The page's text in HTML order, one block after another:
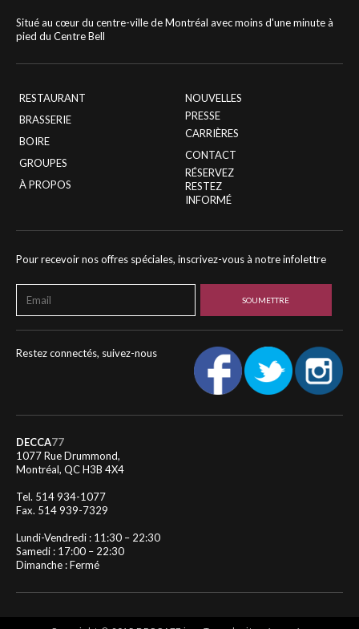
Situé au cœur du centre-ville de Montréal avec moins d'une minute à
pied du Centre Bell
RESTAURANT
BRASSERIE
BOIRE
GROUPES
À PROPOS
NOUVELLES
PRESSE
CARRIÈRES
CONTACT
RÉSERVEZ
RESTEZ
INFORMÉ
Pour recevoir nos offres spéciales, inscrivez-vous à notre infolettre
Restez connectés, suivez-nous
DECCA77
1077 Rue Drummond,
Montréal, QC H3B 4X4
Tel. 514 934-1077
Fax. 514 939-7329
Lundi-Vendredi : 11:30 – 22:30
Samedi : 17:00 – 22:30
Dimanche : Fermé